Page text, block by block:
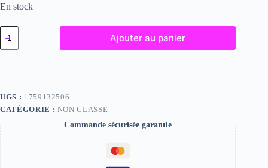
En stock
quantité
de
Barbara
Fine
Photograph
-
Print
-
6x8
inches
Ajouter au panier
UGS : 1759132506
CATÉGORIE : NON CLASSÉ
Commande sécurisée garantie